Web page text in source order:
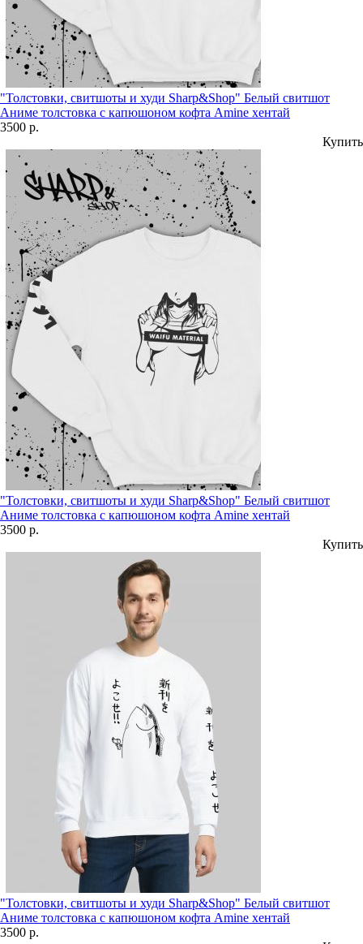
"Толстовки, свитшоты и худи Sharp&Shop" Белый свитшот
Аниме толстовка с капюшоном кофта Amine хентай
3500 р.
Купить
"Толстовки, свитшоты и худи Sharp&Shop" Белый свитшот
Аниме толстовка с капюшоном кофта Amine хентай
3500 р.
Купить
"Толстовки, свитшоты и худи Sharp&Shop" Белый свитшот
Аниме толстовка с капюшоном кофта Amine хентай
3500 р.